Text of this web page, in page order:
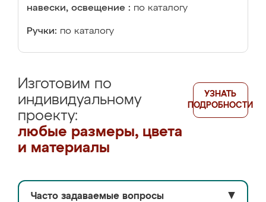
навески, освещение : по каталогу
Ручки: по каталогу
Изготовим по
индивидуальному
проекту:
любые размеры, цвета
и материалы
УЗНАТЬ
ПОДРОБНОСТИ
Часто задаваемые вопросы ▼